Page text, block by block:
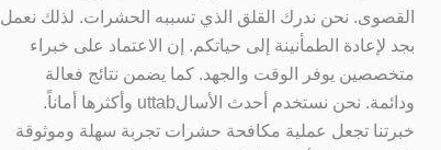
القصوى. نحن ندرك القلق الذي تسببه الحشرات. لذلك نعمل
بجد لإعادة الطمأنينة إلى حياتكم. إن الاعتماد على خبراء
متخصصين يوفر الوقت والجهد. كما يضمن نتائج فعالة
ودائمة. نحن نستخدم أحدث الأسالuttab وأكثرها أماناً.
خبرتنا تجعل عملية مكافحة حشرات تجربة سهلة وموثوقة